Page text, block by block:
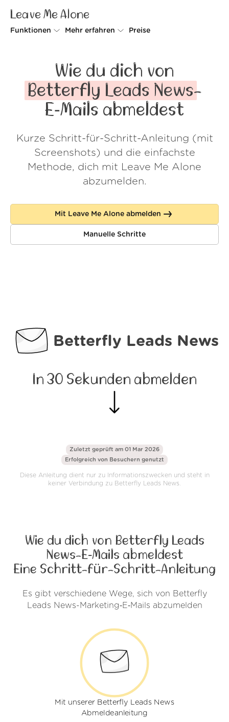
Leave Me Alone
Funktionen
Rollups
Screener
Do-not-disturb
Mehr erfahren
So geht's
Sicherheit
Über uns
Login
Preise
Wie du dich von
Betterfly Leads News-
E‑Mails abmeldest
Kurze Schritt-für-Schritt-Anleitung (mit
Screenshots) und die einfachste
Methode, dich mit Leave Me Alone
abzumelden.
Mit Leave Me Alone abmelden
Manuelle Schritte
Betterfly Leads News
In 30 Sekunden abmelden
Zuletzt geprüft am 01 Mar 2026
Erfolgreich von Besuchern genutzt
Diese Anleitung dient nur zu Informationszwecken und steht in
keiner Verbindung zu Betterfly Leads News.
Wie du dich von Betterfly Leads
News-E‑Mails abmeldest
Eine Schritt-für-Schritt-Anleitung
Es gibt verschiedene Wege, sich von Betterfly
Leads News-Marketing‑E‑Mails abzumelden
Mit unserer Betterfly Leads News
Abmeldeanleitung